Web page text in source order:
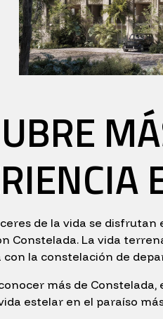
de la vida se disfrutan
Constelada. La vida
con la constelación de
más de
estelar en el paraíso